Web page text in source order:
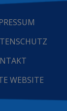
WEBSITE